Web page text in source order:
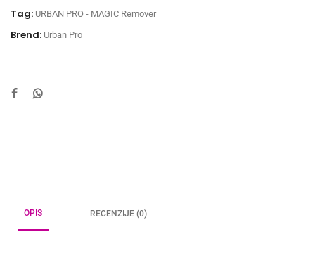
Tag: URBAN PRO - MAGIC Remover
Brend: Urban Pro
OPIS RECENZIJE (0)